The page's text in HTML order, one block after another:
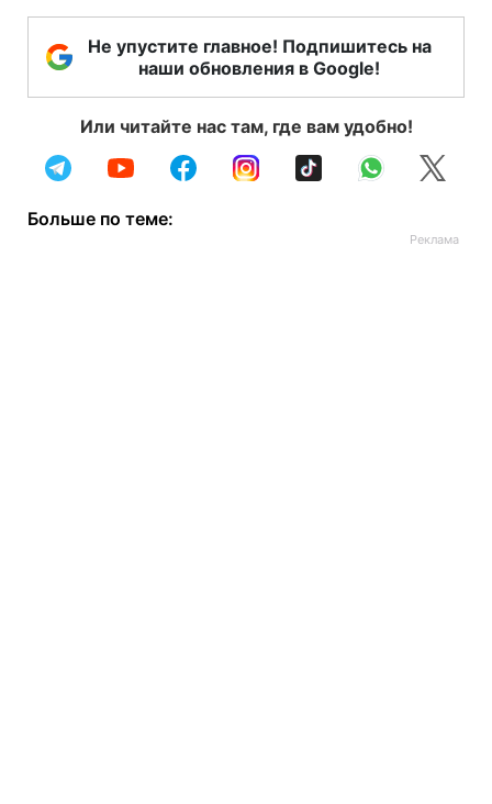
Не упустите главное! Подпишитесь на
наши обновления в Google!
Или читайте нас там, где вам удобно!
Больше по теме: